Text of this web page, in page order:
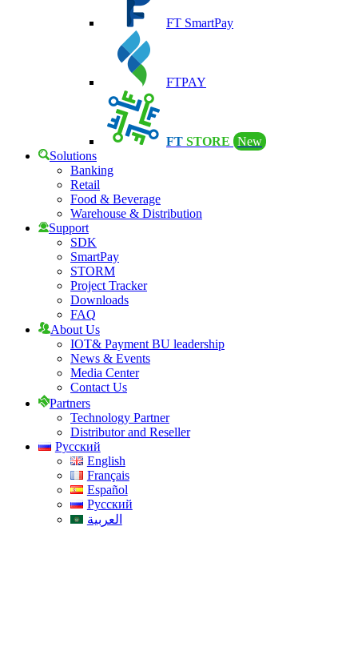
FT SmartPay
FTPAY
FT STORE New
Solutions
Banking
Retail
Food & Beverage
Warehouse & Distribution
Support
SDK
SmartPay
STORM
Project Tracker
Downloads
FAQ
About Us
IOT& Payment BU leadership
News & Events
Media Center
Contact Us
Partners
Technology Partner
Distributor and Reseller
Русский
English
Français
Español
Русский
العربية